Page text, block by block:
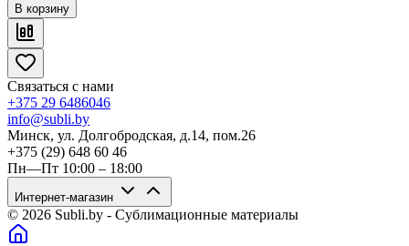
В корзину
Связаться с нами
+375 29 6486046
info@subli.by
Минск, ул. Долгобродская, д.14, пом.26
+375 (29) 648 60 46
Пн—Пт 10:00 – 18:00
Интернет-магазин
© 2026 Subli.by - Сублимационные материалы